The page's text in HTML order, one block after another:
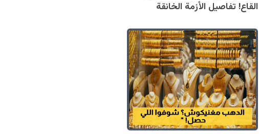
القاع! تفاصيل الأزمة الخانقة